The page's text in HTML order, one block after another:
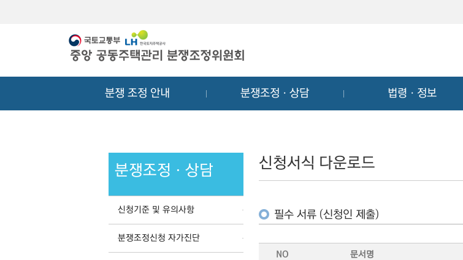
분쟁 조정 안내 분쟁조정ㆍ상담 법령ㆍ정보
분쟁조정ㆍ상담
신청기준 및 유의사항
분쟁조정신청 자가진단
신청서식 다운로드
필수 서류 (신청인 제출)
NO 문서명